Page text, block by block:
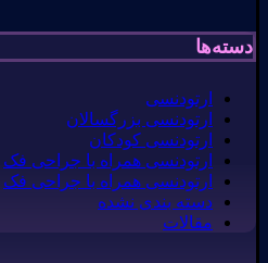
دسته‌ها
ارتودنسی
ارتودنسی بزرگسالان
ارتودنسی کودکان
ارتودنسی همراه با جراحی فک
ارتودنسی همراه با جراحی فک
دسته بندی نشده
مقالات